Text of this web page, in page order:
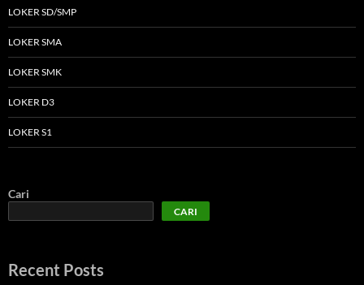
LOKER SD/SMP
LOKER SMA
LOKER SMK
LOKER D3
LOKER S1
Cari
CARI
Recent Posts